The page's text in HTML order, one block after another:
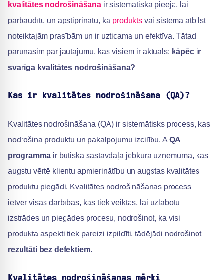
kvalitātes nodrošināšana ir sistemātiska pieeja, lai
pārbaudītu un apstiprinātu, ka produkts vai sistēma atbilst
noteiktajām prasībām un ir uzticama un efektīva. Tātad,
parunāsim par jautājumu, kas visiem ir aktuāls: kāpēc ir
svarīga kvalitātes nodrošināšana?
Kas ir kvalitātes nodrošināšana (QA)?
Kvalitātes nodrošināšana (QA) ir sistemātisks process, kas
nodrošina produktu un pakalpojumu izcilību. A QA
programma ir būtiska sastāvdaļa jebkurā uzņēmumā, kas
augstu vērtē klientu apmierinātību un augstas kvalitātes
produktu piegādi. Kvalitātes nodrošināšanas process
ietver visas darbības, kas tiek veiktas, lai uzlabotu
izstrādes un piegādes procesu, nodrošinot, ka visi
produkta aspekti tiek pareizi izpildīti, tādējādi nodrošinot
rezultāti bez defektiem.
Kvalitātes nodrošināšanas mērķi